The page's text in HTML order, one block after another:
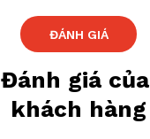
ĐÁNH GIÁ
Đánh giá của
khách hàng